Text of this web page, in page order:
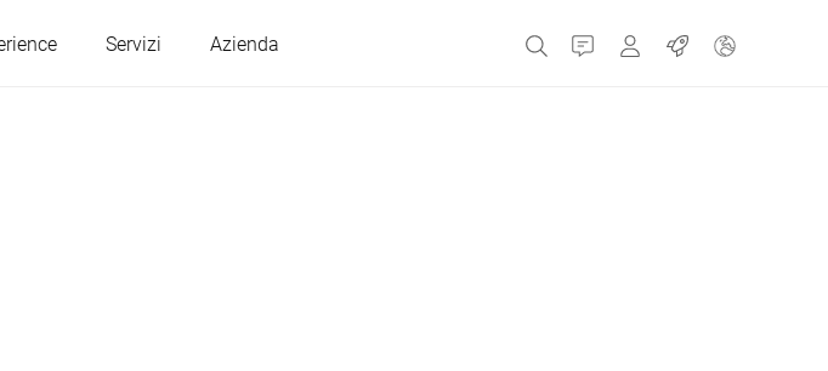
Servizi Azienda Contatti MyBizerba
Lavori